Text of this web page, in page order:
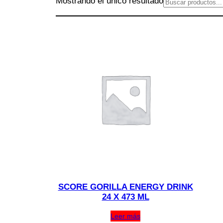
Buscar
SCORE GORILLA ENERGY DRINK
24 X 473 ML
Leer más